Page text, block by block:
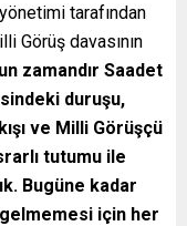
tarafından
Görüş davasının
zamandır Saadet
duruşu,
ve Milli Görüşçü
tutumu ile
Bugüne kadar
için her